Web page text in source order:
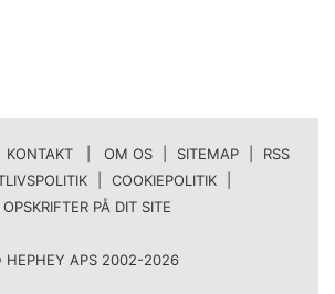
KONTAKT | OM OS SITEMAP
RSS
COOKIEPOLITIK
OPSKRIFTER PÅ DIT SITE
HEPHEY APS 2002-2026